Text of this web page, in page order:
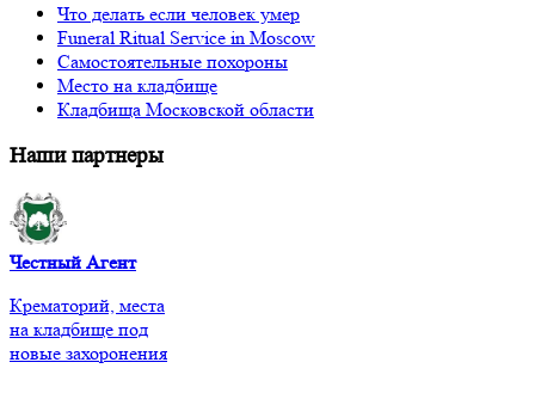
Что делать если человек умер
Funeral Ritual Service in Moscow
Самостоятельные похороны
Место на кладбище
Кладбища Московской области
Наши партнеры
Честный Агент
Крематорий, места
на кладбище под
новые захоронения